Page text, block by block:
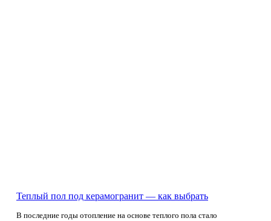
Теплый пол под керамогранит — как выбрать
В последние годы отопление на основе теплого пола стало